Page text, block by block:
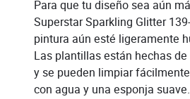
Para que tu diseño sea aún
Superstar Sparkling Glitter
pintura aún esté ligeramente
Las plantillas están hechas
y se pueden limpiar
con agua y una esponja suave.